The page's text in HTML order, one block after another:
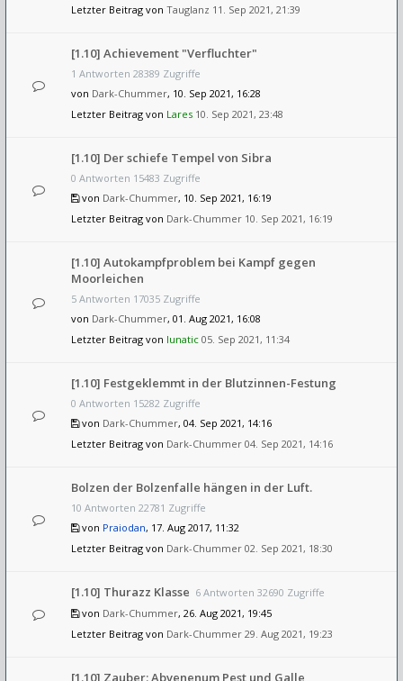
Letzter Beitrag von Tauglanz 11. Sep 2021, 21:39
[1.10] Achievement "Verfluchter"
1 Antworten 28389 Zugriffe
von Dark-Chummer, 10. Sep 2021, 16:28
Letzter Beitrag von Lares 10. Sep 2021, 23:48
[1.10] Der schiefe Tempel von Sibra
0 Antworten 15483 Zugriffe
von Dark-Chummer, 10. Sep 2021, 16:19
Letzter Beitrag von Dark-Chummer 10. Sep 2021, 16:19
[1.10] Autokampfproblem bei Kampf gegen
Moorleichen
5 Antworten 17035 Zugriffe
von Dark-Chummer, 01. Aug 2021, 16:08
Letzter Beitrag von lunatic 05. Sep 2021, 11:34
[1.10] Festgeklemmt in der Blutzinnen-Festung
0 Antworten 15282 Zugriffe
von Dark-Chummer, 04. Sep 2021, 14:16
Letzter Beitrag von Dark-Chummer 04. Sep 2021, 14:16
Bolzen der Bolzenfalle hängen in der Luft.
10 Antworten 22781 Zugriffe
von Praiodan, 17. Aug 2017, 11:32
Letzter Beitrag von Dark-Chummer 02. Sep 2021, 18:30
[1.10] Thurazz Klasse 6 Antworten 32690 Zugriffe
von Dark-Chummer, 26. Aug 2021, 19:45
Letzter Beitrag von Dark-Chummer 29. Aug 2021, 19:23
[1.10] Zauber: Abvenenum Pest und Galle